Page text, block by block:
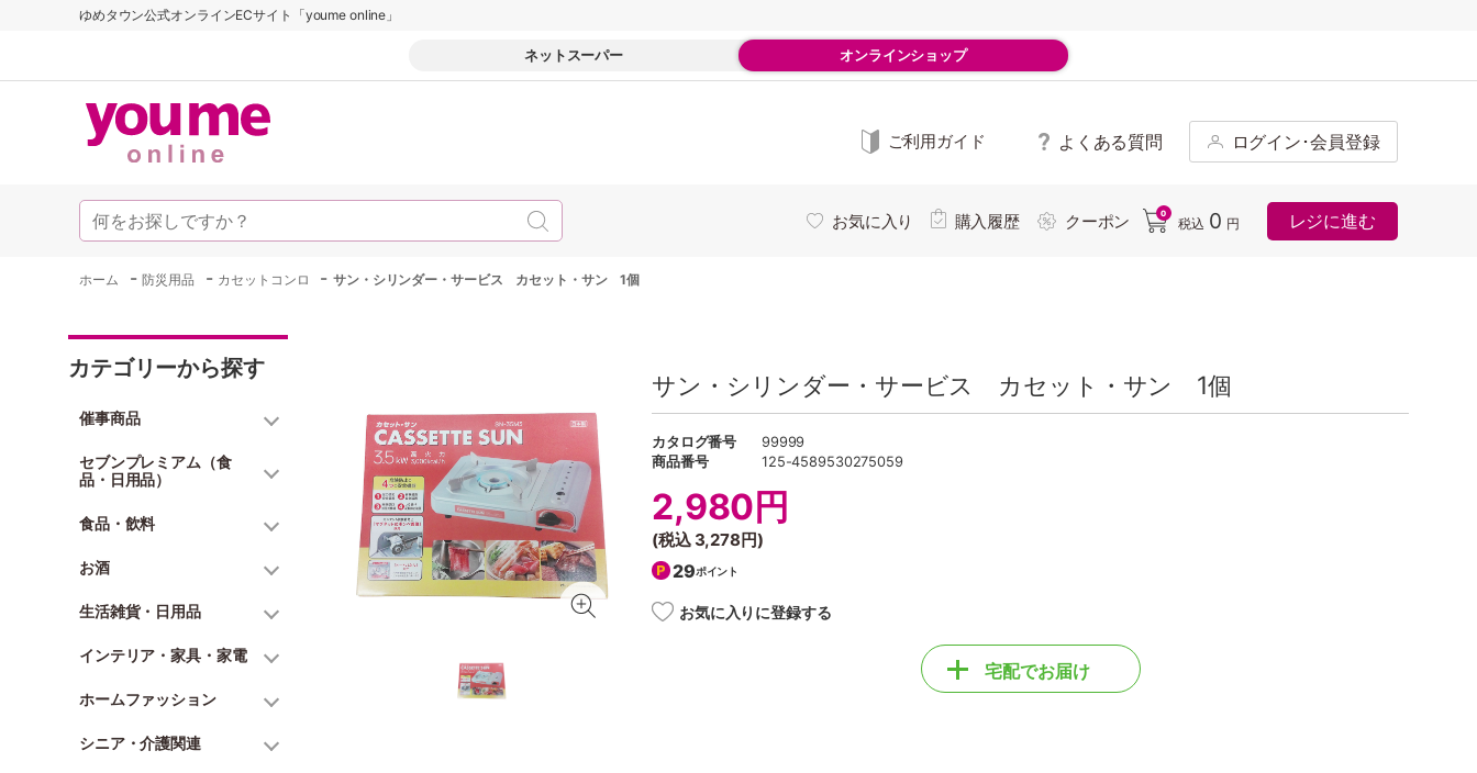
ゆめタウン公式オンラインECサイト「youme online」
ネットスーパー オンラインショップ
ご利用ガイド よくある質問 ログイン･会員登録
お気に入り 購入履歴 クーポン 0
税込 0 円 レジに進む
ホーム -防災用品 - カセットコンロ -サン・シリンダー・サービス カセット・サン 1個
カテゴリーから探す
催事商品
セブンプレミアム（食
品・日用品）
食品・飲料
お酒
生活雑貨・日用品
インテリア・家具・家電
ホームファッション
シニア・介護関連
サン・シリンダー・サービス カセット・サン 1個
カタログ番号
99999
商品番号
125-4589530275059
2,980円
(税込 3,278円)
29ポイント
お気に入りに登録する
宅配でお届け